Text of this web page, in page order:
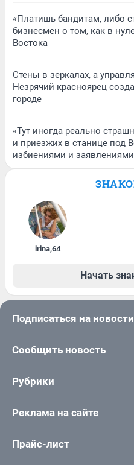
«Платишь бандитам, либо
бизнесмен о том, как в
Востока
Стены в зеркалах, а
Незрячий красноярец
городе
«Тут иногда реально
и приезжих в станице под
избиениями и
irina,64
Начать
Подписаться на новости
Сообщить новость
Рубрики
Реклама на сайте
Прайс-лист